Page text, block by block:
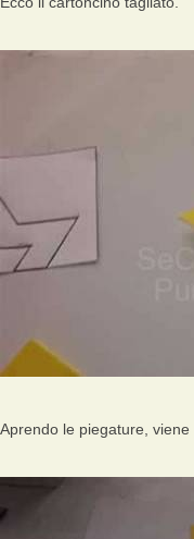
Aprendo le piegature, viene